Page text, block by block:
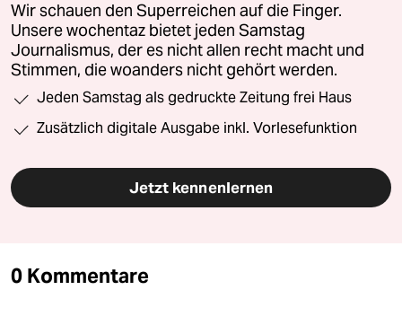
Wir schauen den Superreichen auf die Finger.
Unsere wochentaz bietet jeden Samstag
Journalismus, der es nicht allen recht macht und
Stimmen, die woanders nicht gehört werden.
Jeden Samstag als gedruckte Zeitung frei Haus
Zusätzlich digitale Ausgabe inkl. Vorlesefunktion
Jetzt kennenlernen
0 Kommentare